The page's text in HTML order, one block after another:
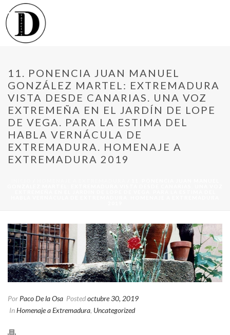
11. PONENCIA JUAN MANUEL
GONZÁLEZ MARTEL: EXTREMADURA
VISTA DESDE CANARIAS. UNA VOZ
EXTREMEÑA EN EL JARDÍN DE LOPE
DE VEGA. PARA LA ESTIMA DEL
HABLA VERNÁCULA DE
EXTREMADURA. HOMENAJE A
EXTREMADURA 2019
Por Paco De la Osa Postedoctubre 30, 2019
InHomenaje a Extremadura, Uncategorized